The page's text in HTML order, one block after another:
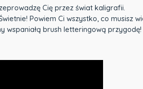
Cię przez świat kaligrafii.
Powiem Ci wszystko, co musisz
wspaniałą brush letteringową przygodę!